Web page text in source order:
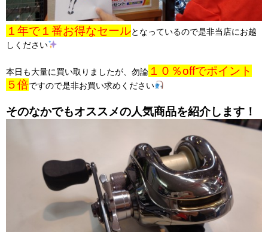
１年で１番お得なセールとなっているので是非当店にお越
しください
本日も大量に買い取りましたが、勿論 １０％offでポイント
５倍ですので是非お買い求めください
そのなかでもオススメの人気商品を紹介します！